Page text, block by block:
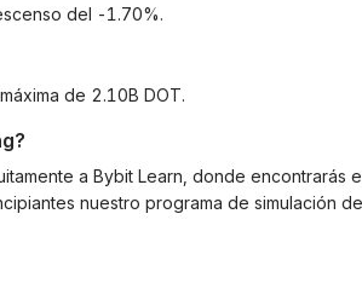
del -1.70%.
de 2.10B DOT.
a Bybit Learn, donde encontrarás
nuestro programa de simulación